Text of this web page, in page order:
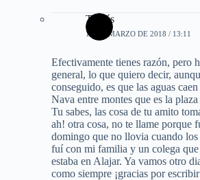
Tomás
15 DE MARZO DE 2018 / 13:11
Efectivamente tienes razón, pero
general, lo que quiero decir,
conseguido, es que las aguas
Nava entre montes que es la
Tu sabes, las cosa de tu amito
ah! otra cosa, no te llame porque
domingo que no llovia cuando
fuí con mi familia y un colega
estaba en Alajar. Ya vamos otro
como siempre ¡gracias por